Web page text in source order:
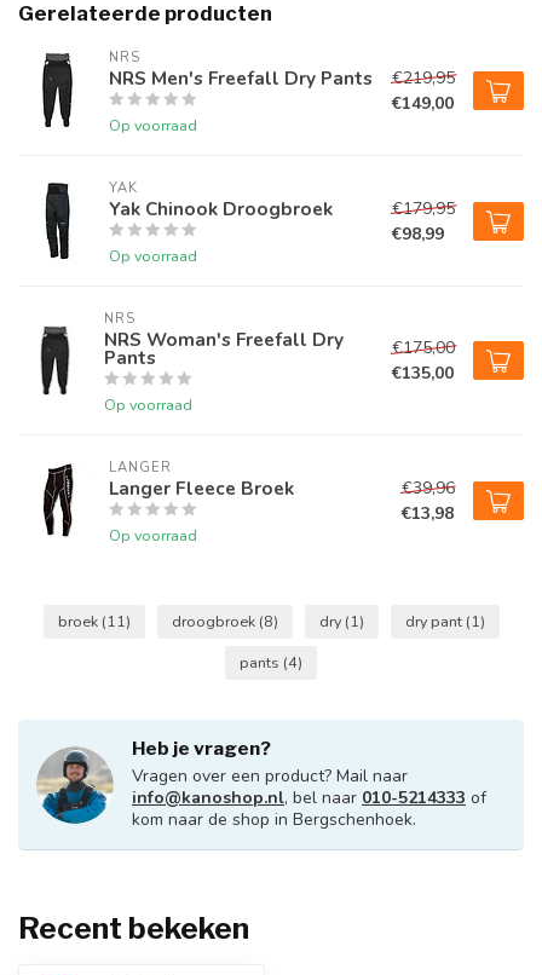
Gerelateerde producten
NRS
NRS Men's Freefall Dry Pants
Op voorraad
€219,95
€149,00
YAK
Yak Chinook Droogbroek
Op voorraad
€179,95
€98,99
NRS
NRS Woman's Freefall Dry
Pants
Op voorraad
€175,00
€135,00
LANGER
Langer Fleece Broek
Op voorraad
€39,96
€13,98
broek (11) droogbroek (8) dry (1) dry pant (1)
pants (4)
Heb je vragen?
Vragen over een product? Mail naar
info@kanoshop.nl, bel naar 010-5214333 of
kom naar de shop in Bergschenhoek.
Recent bekeken